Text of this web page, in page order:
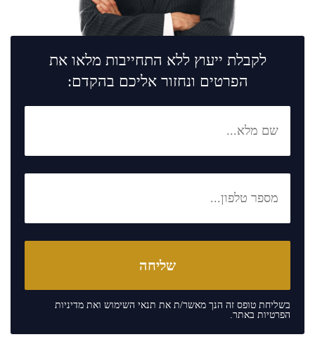
לקבלת ייעוץ ללא התחייבות מלאו את
הפרטים ונחזור אליכם בהקדם:
בשליחת טופס זה הנך מאשר/ת את תנאי השימוש ואת מדיניות
הפרטיות באתר.